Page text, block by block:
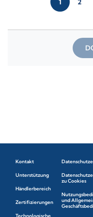
1 2
Kontakt
Unterstützung
Händlerbereich
Zertifizierungen
zu Cookies
und